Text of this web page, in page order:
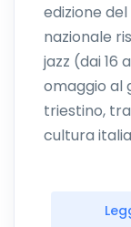
edizione
nazionale
jazz (dai 16
omaggio al
triestino,
cultura